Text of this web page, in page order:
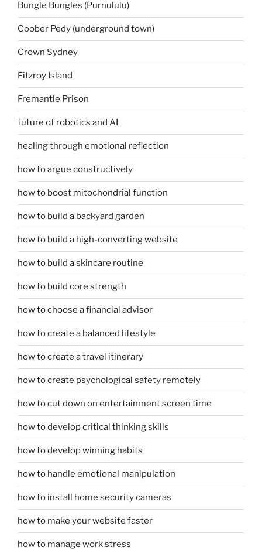
Bungle Bungles (Purnululu)
Coober Pedy (underground town)
Crown Sydney
Fitzroy Island
Fremantle Prison
future of robotics and AI
healing through emotional reflection
how to argue constructively
how to boost mitochondrial function
how to build a backyard garden
how to build a high-converting website
how to build a skincare routine
how to build core strength
how to choose a financial advisor
how to create a balanced lifestyle
how to create a travel itinerary
how to create psychological safety remotely
how to cut down on entertainment screen time
how to develop critical thinking skills
how to develop winning habits
how to handle emotional manipulation
how to install home security cameras
how to make your website faster
how to manage work stress